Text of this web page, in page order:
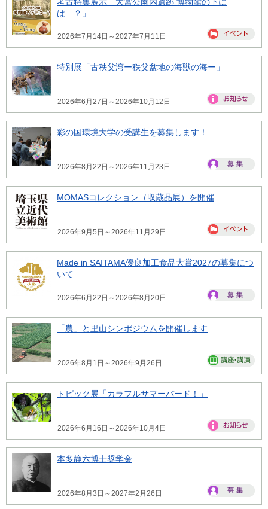
は…？」
2026年7月14日～2027年7月11日
特別展「古秩父湾ー秩父盆地の海獣の海ー」
2026年6月27日～2026年10月12日
彩の国環境大学の受講生を募集します！
2026年8月22日～2026年11月23日
MOMASコレクション（収蔵品展）を開催
2026年9月5日～2026年11月29日
Made in SAITAMA優良加工食品大賞2027の募集につ
いて
2026年6月22日～2026年8月20日
「農」と里山シンポジウムを開催します
2026年8月1日～2026年9月26日
トピック展「カラフルサマーバード！」
2026年6月16日～2026年10月4日
本多静六博士奨学金
2026年8月3日～2027年2月26日